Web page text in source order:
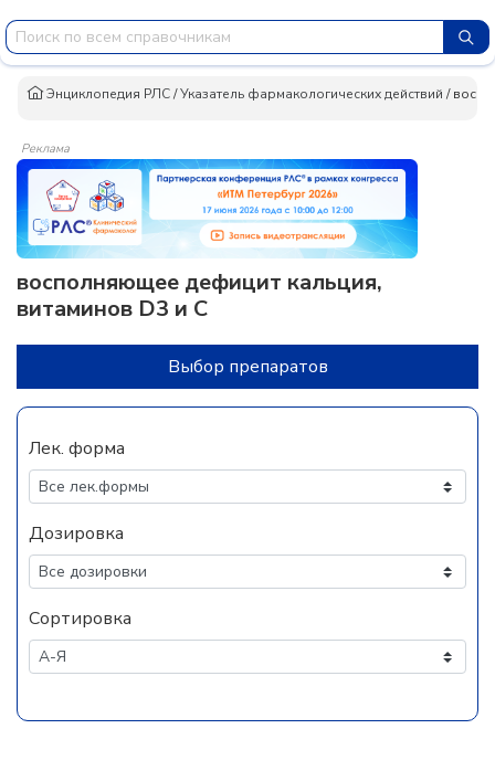
Энциклопедия РЛС/Указатель фармакологических действий /
Реклама
восполняющее дефицит кальция,
витаминов D3 и C
Выбор препаратов
Лек. форма
Дозировка
Сортировка